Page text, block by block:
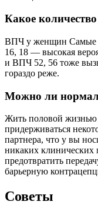
Какое
ВПЧ у женщин Самые
16, 18 — высокая
и ВПЧ 52, 56 тоже
гораздо реже.
Можно ли
Жить половой
придерживаться
партнера, что у вы
никаких клинических
предотвратить
барьерную
Советы